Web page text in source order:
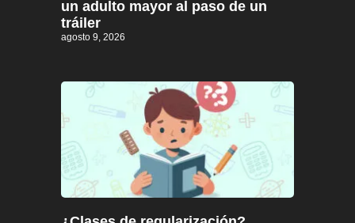
un adulto mayor al paso de un
tráiler
agosto 9, 2026